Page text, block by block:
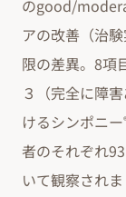
のgood/
アの改善（治
限の差異。8項
３（完全に障
けるシンポニー
者のそれぞれ
いて観察され